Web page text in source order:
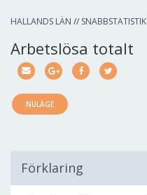
HALLANDS LÄN // SNABBSTATISTIK
Arbetslösa totalt
NULÄGE
Förklaring